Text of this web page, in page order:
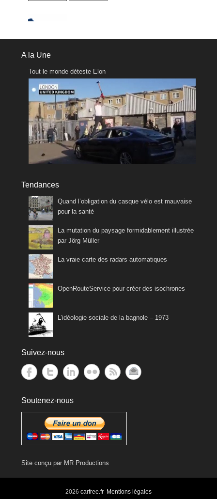
A la Une
Tout le monde déteste Elon
Tendances
Quand l’obligation du casque vélo est mauvaise
pour la santé
La mutation du paysage formidablement illustrée
par Jörg Müller
La vraie carte des radars automatiques
OpenRouteService pour créer des isochrones
L’idéologie sociale de la bagnole – 1973
Suivez-nous
Soutenez-nous
Site conçu par MR Productions
2026 carfree.fr Mentions légales